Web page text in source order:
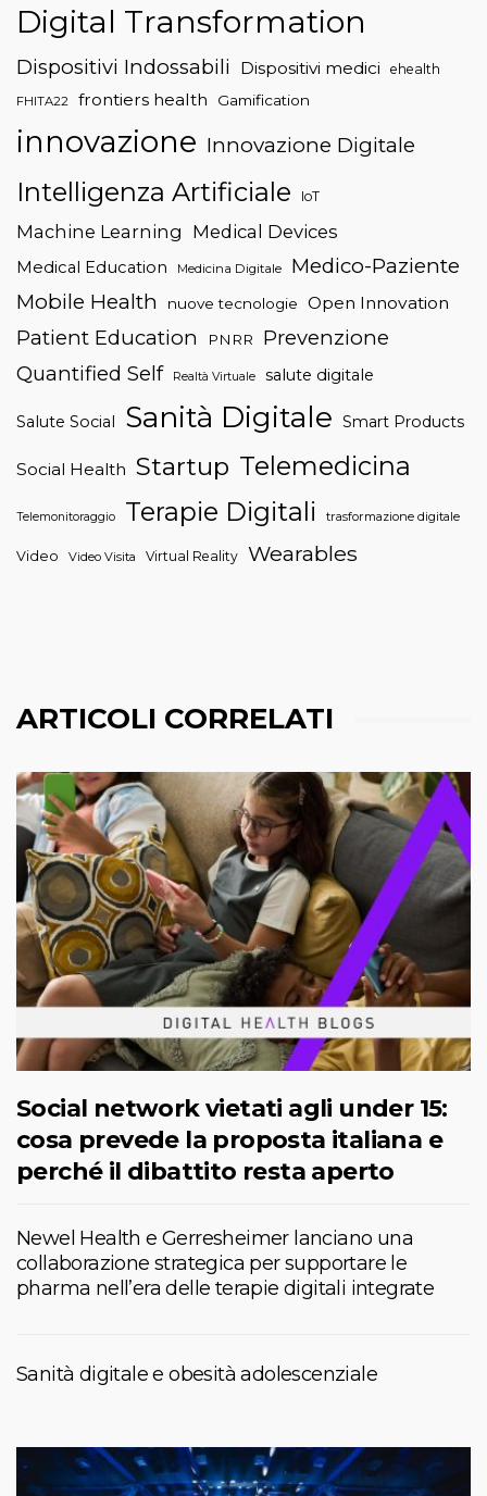
Digital Transformation
Dispositivi Indossabili Dispositivi medici ehealth
FHITA22 frontiers health Gamification
innovazione Innovazione Digitale
Intelligenza Artificiale IoT
Machine Learning Medical Devices
Medical Education Medicina Digitale
Medico-Paziente
Mobile Health
nuove tecnologie Open Innovation
Patient Education PNRR
Prevenzione
Quantified Self
Realtà Virtuale salute digitale
Salute Social Sanità Digitale Smart Products
Social Health Startup Telemedicina
Telemonitoraggio Terapie Digitali trasformazione digitale
Video Video Visita Virtual Reality Wearables
ARTICOLI CORRELATI
Social network vietati agli under 15:
cosa prevede la proposta italiana e
perché il dibattito resta aperto
Newel Health e Gerresheimer lanciano una
collaborazione strategica per supportare le
pharma nell’era delle terapie digitali integrate
Sanità digitale e obesità adolescenziale